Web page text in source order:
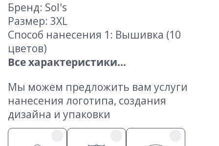
Бренд: Sol's
Размер: 3XL
Способ нанесения 1: Вышивка (10
цветов)
Все характеристики...
Мы можем предложить вам услуги
нанесения логотипа, создания
дизайна и упаковки